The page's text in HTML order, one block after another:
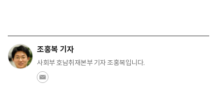
조홍복 기자
사회부 호남취재본부 기자 조홍복입니다.